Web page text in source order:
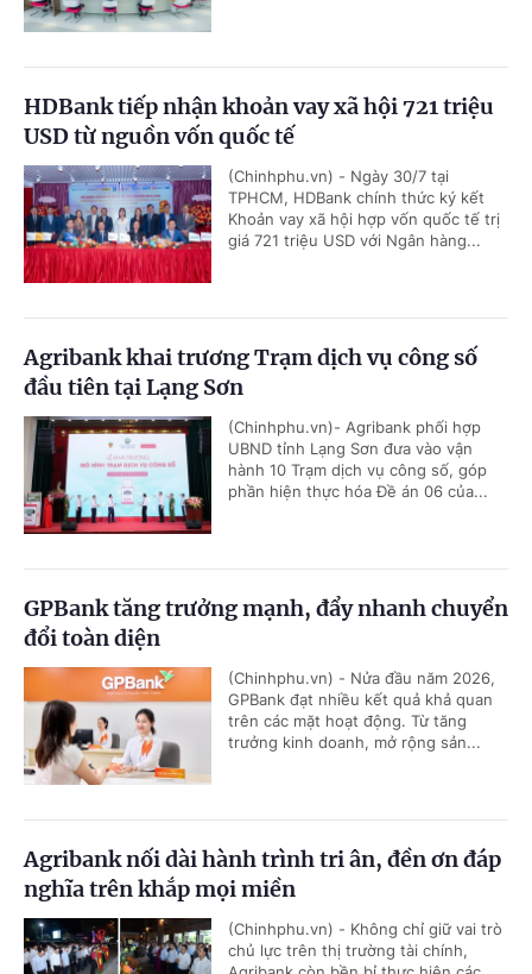
HDBank tiếp nhận khoản vay xã hội 721 triệu
USD từ nguồn vốn quốc tế
(Chinhphu.vn) - Ngày 30/7 tại
TPHCM, HDBank chính thức ký kết
Khoản vay xã hội hợp vốn quốc tế trị
giá 721 triệu USD với Ngân hàng...
Agribank khai trương Trạm dịch vụ công số
đầu tiên tại Lạng Sơn
(Chinhphu.vn)- Agribank phối hợp
UBND tỉnh Lạng Sơn đưa vào vận
hành 10 Trạm dịch vụ công số, góp
phần hiện thực hóa Đề án 06 của...
GPBank tăng trưởng mạnh, đẩy nhanh chuyển
đổi toàn diện
(Chinhphu.vn) - Nửa đầu năm 2026,
GPBank đạt nhiều kết quả khả quan
trên các mặt hoạt động. Từ tăng
trưởng kinh doanh, mở rộng sản...
Agribank nối dài hành trình tri ân, đền ơn đáp
nghĩa trên khắp mọi miền
(Chinhphu.vn) - Không chỉ giữ vai trò
chủ lực trên thị trường tài chính,